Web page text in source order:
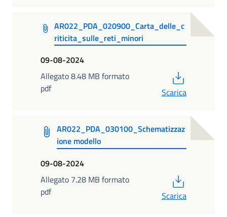
AR022_PDA_020900_Carta_delle_c
riticita_sulle_reti_minori
09-08-2024
Allegato 8.48 MB formato
pdf
Scarica
AR022_PDA_030100_Schematizzaz
ione modello
09-08-2024
Allegato 7.28 MB formato
pdf
Scarica